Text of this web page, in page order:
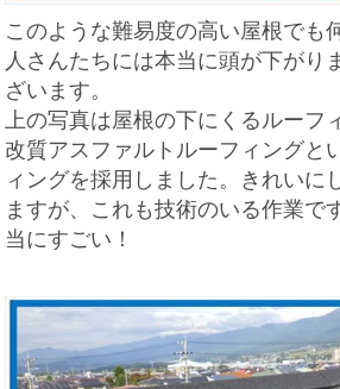
このような難易度の高い屋根でも
人さんたちには本当に頭が下がり
ざいます。
上の写真は屋根の下にくるルーフ
改質アスファルトルーフィングと
ィングを採用しました。きれいに
ますが、これも技術のいる作業で
当にすごい！